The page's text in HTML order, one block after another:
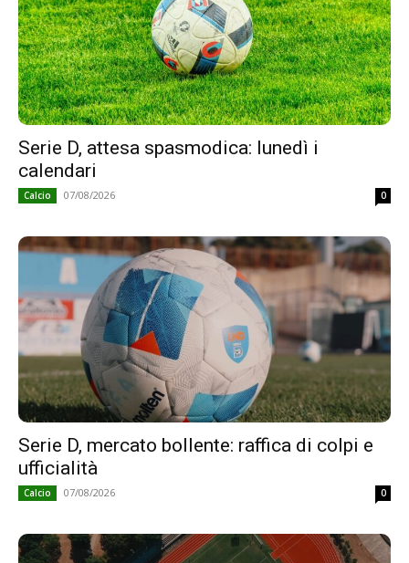
Serie D, attesa spasmodica: lunedì i
calendari
Calcio 07/08/2026 0
Serie D, mercato bollente: raffica di colpi e
ufficialità
Calcio 07/08/2026 0